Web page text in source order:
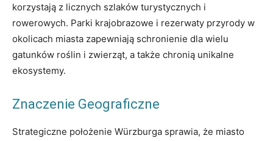
korzystają z licznych szlaków turystycznych i
rowerowych. Parki krajobrazowe i rezerwaty przyrody w
okolicach miasta zapewniają schronienie dla wielu
gatunków roślin i zwierząt, a także chronią unikalne
ekosystemy.
Znaczenie Geograficzne
Strategiczne położenie Würzburga sprawia, że miasto